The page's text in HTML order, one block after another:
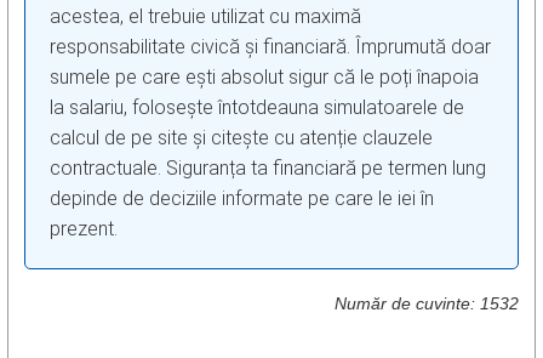
acestea, el trebuie utilizat cu maximă
responsabilitate civică și financiară. Împrumută doar
sumele pe care ești absolut sigur că le poți înapoia
la salariu, folosește întotdeauna simulatoarele de
calcul de pe site și citește cu atenție clauzele
contractuale. Siguranța ta financiară pe termen lung
depinde de deciziile informate pe care le iei în
prezent.
Număr de cuvinte: 1532